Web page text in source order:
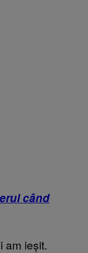
când
am ieșit.